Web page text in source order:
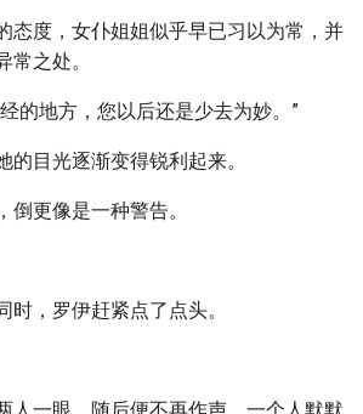
态度，女仆姐姐似乎早已习以为常，并
常之处。
的地方，您以后还是少去为妙。”
的目光逐渐变得锐利起来。
更像是一种警告。
时，罗伊赶紧点了点头。